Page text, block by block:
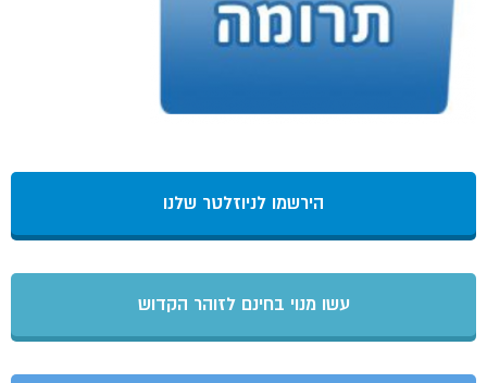
הירשמו לניוזלטר שלנו
עשו מנוי בחינם לזוהר הקדוש